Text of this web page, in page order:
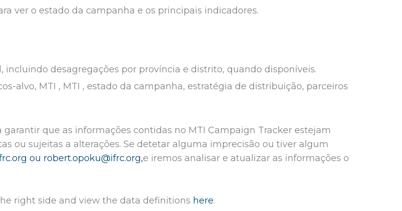
ver o estado da campanha e os principais indicadores.
incluindo desagregações por província e distrito, quando disponíveis.
alvo, MTI , MTI , estado da campanha, estratégia de distribuição, parceiros
que as informações contidas no MTI Campaign Tracker estejam
ou sujeitas a alterações. Se detetar alguma imprecisão ou tiver algum
ou robert.opoku@ifrc.org,e iremos analisar e atualizar as informações o
right side and view the data definitions here.